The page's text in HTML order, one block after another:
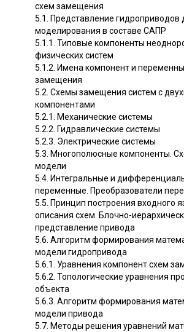
схем замещения
5.1. Представление гидроприводов
моделирования в составе САПР
5.1.1. Типовые компоненты
физических систем
5.1.2. Имена компонент и
замещения
5.2. Схемы замещения систем с
компонентами
5.2.1. Механические системы
5.2.2. Гидравлические системы
5.2.3. Электрические системы
5.3. Многополюсные компоненты.
модели
5.4. Интегральные и
переменные. Преобразователи
5.5. Принцип построения входного
описания схем. Блочно-
представление привода
5.6. Алгоритм формирования
модели гидропривода
5.6.1. Уравнения компонент схем
5.6.2. Топологические уравнения
объекта
5.6.3. Алгоритм формирования
модели привода
5.7. Методы решения уравнений